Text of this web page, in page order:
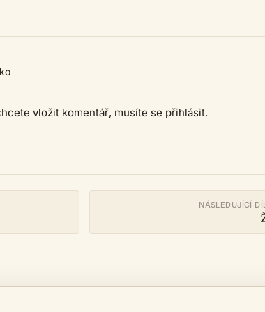
vložit komentář, musíte se přihlásit.
NÁSLEDUJÍCÍ